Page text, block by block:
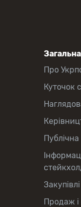
Про
Куточок
Закупівлі
Продаж і